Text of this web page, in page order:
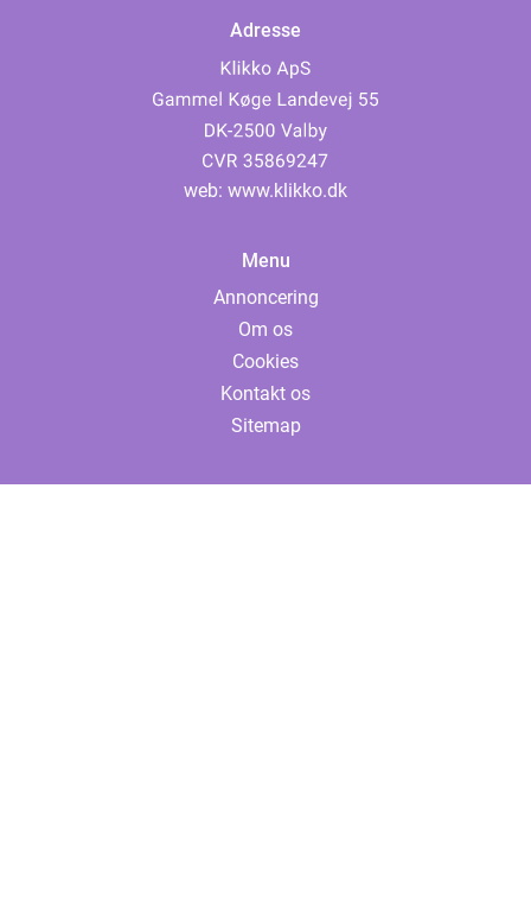
Adresse
web: www.klikko.dk
Menu
Annoncering
Om os
Cookies
Kontakt os
Sitemap